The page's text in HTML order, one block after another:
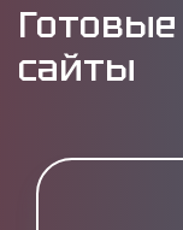
Готовые
сайты